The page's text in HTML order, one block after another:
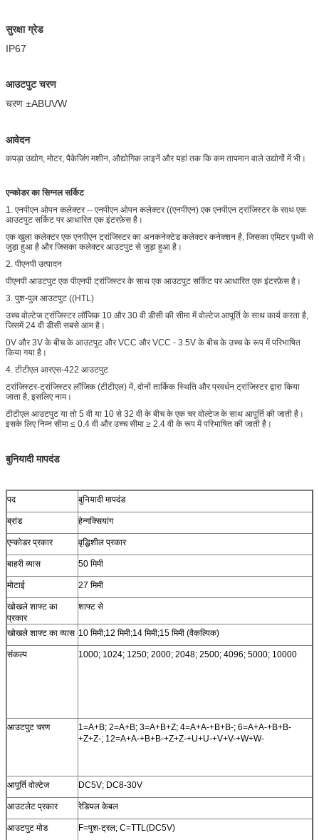
सुरक्षा ग्रेड
IP67
आउटपुट चरण
चरण ±ABUVW
आवेदन
कपड़ा उद्योग, मोटर, पैकेजिंग मशीन, औद्योगिक लाइनें और यहां तक कि कम तापमान वाले उद्योगों में भी।
एन्कोडर का सिग्नल सर्किट
1. एनपीएन ओपन कलेक्टर -- एनपीएन ओपन कलेक्टर ((एनपीएन) एक एनपीएन ट्रांजिस्टर के साथ एक
आउटपुट सर्किट पर आधारित एक इंटरफ़ेस है।
एक खुला कलेक्टर एक एनपीएन ट्रांजिस्टर का अनकनेक्टेड कलेक्टर कनेक्शन है, जिसका एमिटर पृथ्वी से
जुड़ा हुआ है और जिसका कलेक्टर आउटपुट से जुड़ा हुआ है।
2. पीएनपी उत्पादन
पीएनपी आउटपुट एक पीएनपी ट्रांजिस्टर के साथ एक आउटपुट सर्किट पर आधारित एक इंटरफ़ेस है।
3. पुश-पुल आउटपुट ((HTL)
उच्च वोल्टेज ट्रांजिस्टर लॉजिक 10 और 30 वी डीसी की सीमा में वोल्टेज आपूर्ति के साथ कार्य करता है,
जिसमें 24 वी डीसी सबसे आम है।
0V और 3V के बीच के आउटपुट और VCC और VCC - 3.5V के बीच के उच्च के रूप में परिभाषित
किया गया है।
4. टीटीएल आरएस-422 आउटपुट
ट्रांजिस्टर-ट्रांजिस्टर लॉजिक (टीटीएल) में, दोनों तार्किक स्थिति और प्रवर्धन ट्रांजिस्टर द्वारा किया
जाता है, इसलिए नाम।
टीटीएल आउटपुट या तो 5 वी या 10 से 32 वी के बीच के एक चर वोल्टेज के साथ आपूर्ति की जाती है।
इसके लिए निम्न सीमा ≤ 0.4 वी और उच्च सीमा ≥ 2.4 वी के रूप में परिभाषित की जाती है।
बुनियादी मापदंड
पद बुनियादी मापदंड
ब्रांड हेन्गक्सियांग
एन्कोडर प्रकार वृद्धिशील प्रकार
बाहरी व्यास 50 मिमी
मोटाई 27 मिमी
खोखले शाफ्ट का
प्रकार
शाफ्ट से
खोखले शाफ्ट का व्यास 10 मिमी;12 मिमी;14 मिमी;15 मिमी (वैकल्पिक)
संकल्प 1000; 1024; 1250; 2000; 2048; 2500; 4096; 5000; 10000
आउटपुट चरण
1=A+B; 2=A+B; 3=A+B+Z; 4=A+A-+B+B-; 6=A+A-+B+B-
+Z+Z-; 12=A+A-+B+B-+Z+Z-+U+U-+V+V-+W+W-
आपूर्ति वोल्टेज DC5V; DC8-30V
आउटलेट प्रकार रेडियल केबल
आउटपुट मोड F=पुश-ट्रल; C=TTL(DC5V)